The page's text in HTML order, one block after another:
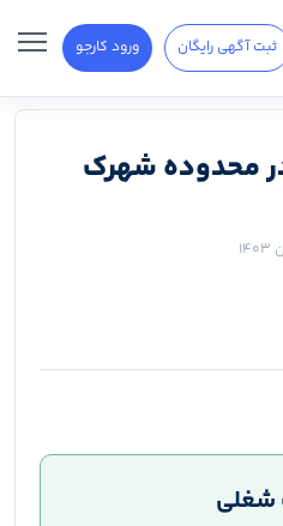
ثبت آگهی رایگان ورود کارجو
محدوده شهرک